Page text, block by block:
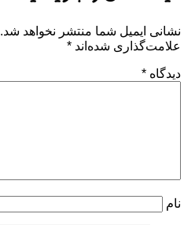
نشانی ایمیل شما منتشر نخواهد شد.
علامت‌گذاری شده‌اند *
دیدگاه *
نام